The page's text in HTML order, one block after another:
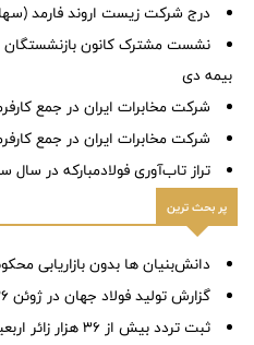
درج شرکت زیست اروند فارمد
نشست مشترک کانون بازنشستگان
بیمه دی
شرکت مخابرات ایران در جمع کارفرمایان
شرکت مخابرات ایران در جمع کارفرمایان
تراز تاب‌آوری فولادمبارکه در سال
پر بحث ترین
دانش‌بنیان ها بدون بازاریابی
گزارش تولید فولاد جهان در ژوئن ۲۰۲۶
ثبت تردد بیش از ۳۶ هزار زائر اربعین از مرز شلمچه در یکم مرداد